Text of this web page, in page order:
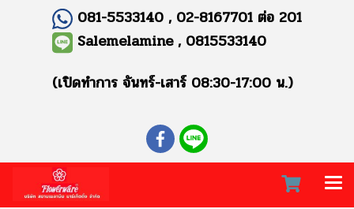
081-5533140 , 02-8167701 ต่อ 201
Salemelamine , 0815533140
(เปิดทำการ จันทร์-เสาร์ 08:30-17:00 น.)